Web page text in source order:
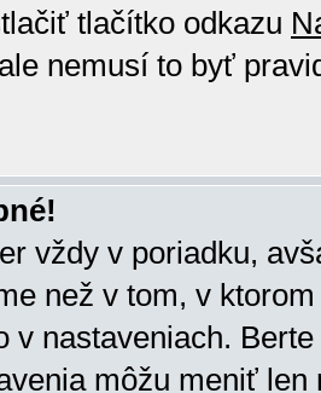
tlačítko odkazu
nemusí to byť
vždy v poriadku,
než v tom, v
v nastaveniach.
môžu meniť